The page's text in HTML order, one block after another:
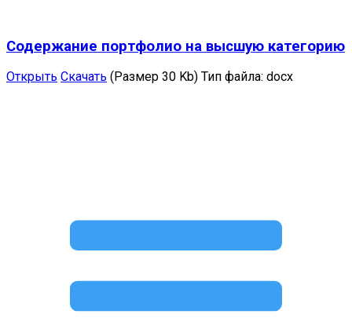
Содержание портфолио на высшую категорию
Открыть Скачать (Размер 30 Kb) Тип файла: docx